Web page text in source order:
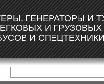
ГЕНЕРАТОРЫ И
И
И СПЕЦТЕХНИКИ